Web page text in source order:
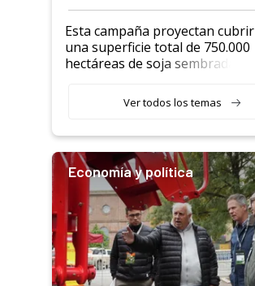
Esta campaña proyectan cubrir
una superficie total de 750.000
hectáreas de soja sembradas
variedades que marcan un
salto tecnológico en genética y
Ver todos los temas
Economía y política